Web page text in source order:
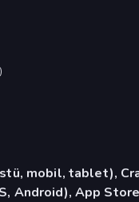
mobil, tablet),
Android), App